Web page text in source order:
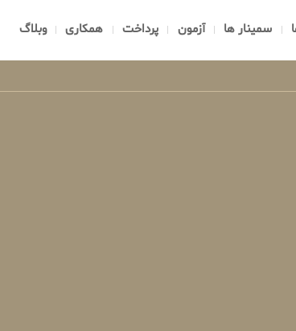
سمینار ها آزمون پرداخت همکاری وبلاگ